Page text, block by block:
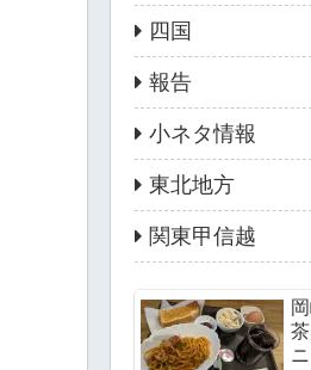
四国
報告
小ネタ情報
東北地方
関東甲信越